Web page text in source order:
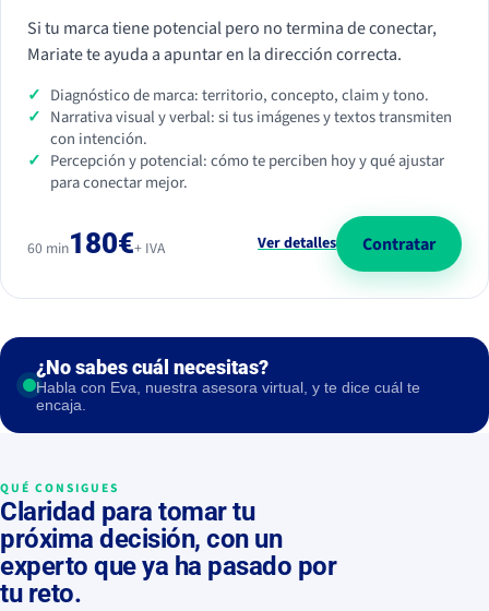
Si tu marca tiene potencial pero no termina de conectar,
Mariate te ayuda a apuntar en la dirección correcta.
Diagnóstico de marca: territorio, concepto, claim y tono.
Narrativa visual y verbal: si tus imágenes y textos transmiten
con intención.
Percepción y potencial: cómo te perciben hoy y qué ajustar
para conectar mejor.
60 min180€+ IVA Ver detalles Contratar
¿No sabes cuál necesitas?
Habla con Eva, nuestra asesora virtual, y te dice cuál te
encaja.
QUÉ CONSIGUES
Claridad para tomar tu
próxima decisión, con un
experto que ya ha pasado por
tu reto.